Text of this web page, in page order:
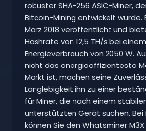
robuster SHA-256 ASIC-Miner,
Bitcoin-Mining entwickelt wurde.
März 2018 veröffentlicht und
Hashrate von 12,5 TH/s bei einem
Energieverbrauch von 2050 W.
nicht das energieeffizienteste
Markt ist, machen seine
Langlebigkeit ihn zu einer
für Miner, die nach einem
unterstützten Gerät suchen. Bei
können Sie den Whatsminer